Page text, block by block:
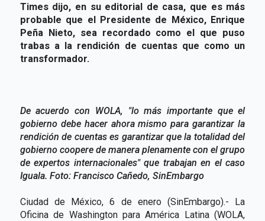
Times dijo, en su editorial de casa, que es más
probable que el Presidente de México, Enrique
Peña Nieto, sea recordado como el que puso
trabas a la rendición de cuentas que como un
transformador.
De acuerdo con WOLA, "lo más importante que el
gobierno debe hacer ahora mismo para garantizar la
rendición de cuentas es garantizar que la totalidad del
gobierno coopere de manera plenamente con el grupo
de expertos internacionales" que trabajan en el caso
Iguala. Foto: Francisco Cañedo, SinEmbargo
Ciudad de México, 6 de enero (SinEmbargo).- La
Oficina de Washington para América Latina (WOLA,